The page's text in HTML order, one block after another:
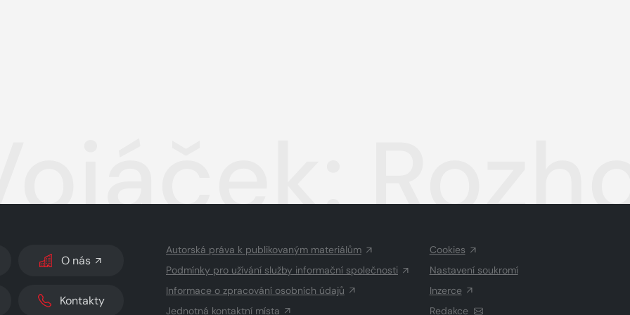
O nás
Kontakty
Autorská práva k publikovaným materiálům
Podmínky pro užívání služby informační společnosti
Informace o zpracování osobních údajů
Jednotná kontaktní místa
Cookies
Nastavení soukromí
Inzerce
Redakce